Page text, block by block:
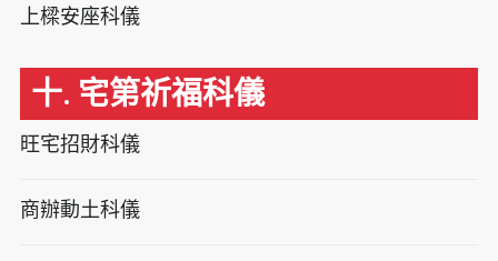
上樑安座科儀
十. 宅第祈福科儀
旺宅招財科儀
商辦動土科儀